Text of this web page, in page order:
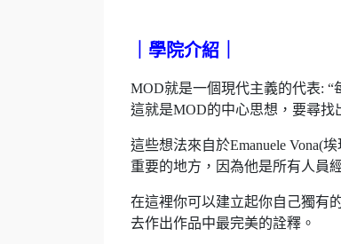
｜學院介紹｜
MOD就是一個現代主義的代表: “
這就是MOD的中心思想，要尋找
這些想法來自於Emanuele Vona(
重要的地方，因為他是所有人員
在這裡你可以建立起你自己獨有
去作出作品中最完美的詮釋。